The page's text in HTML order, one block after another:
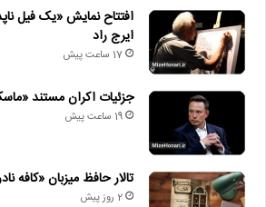
دیگر خبرها
• مجله هنری
افتتاح نمایش «یک فیل
ایرج راد
17 ساعت پیش
جزئیات اکران مستند
19 ساعت پیش
تالار حافظ میزبان «کافه
2 روز پیش